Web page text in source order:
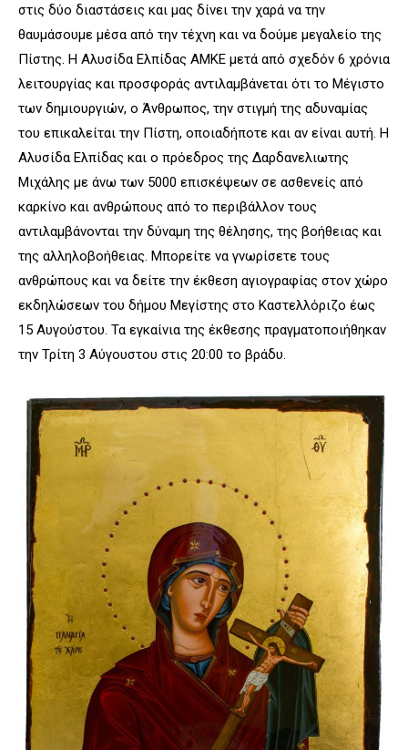
στις δύο διαστάσεις και μας δίνει την χαρά να την
θαυμάσουμε μέσα από την τέχνη και να δούμε μεγαλείο της
Πίστης. Η Αλυσίδα Ελπίδας ΑΜΚΕ μετά από σχεδόν 6 χρόνια
λειτουργίας και προσφοράς αντιλαμβάνεται ότι το Μέγιστο
των δημιουργιών, ο Άνθρωπος, την στιγμή της αδυναμίας
του επικαλείται την Πίστη, οποιαδήποτε και αν είναι αυτή. Η
Αλυσίδα Ελπίδας και ο πρόεδρος της Δαρδανελιωτης
Μιχάλης με άνω των 5000 επισκέψεων σε ασθενείς από
καρκίνο και ανθρώπους από το περιβάλλον τους
αντιλαμβάνονται την δύναμη της θέλησης, της βοήθειας και
της αλληλοβοήθειας. Μπορείτε να γνωρίσετε τους
ανθρώπους και να δείτε την έκθεση αγιογραφίας στον χώρο
εκδηλώσεων του δήμου Μεγίστης στο Καστελλόριζο έως
15 Αυγούστου. Τα εγκαίνια της έκθεσης πραγματοποιήθηκαν
την Τρίτη 3 Αύγουστου στις 20:00 το βράδυ.